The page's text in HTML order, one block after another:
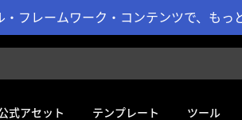
フレームワーク・コンテンツで、もっ
式アセット テンプレート ツール